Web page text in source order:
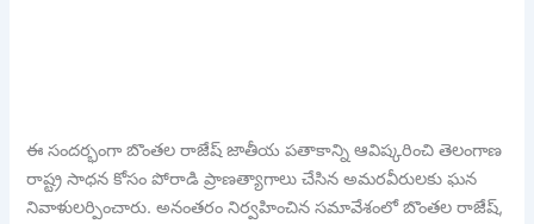
ఈ సందర్భంగా బొంతల రాజేష్ జాతీయ పతాకాన్ని ఆవిష్కరించి తెలంగాణ
రాష్ట్ర సాధన కోసం పోరాడి ప్రాణత్యాగాలు చేసిన అమరవీరులకు ఘన
నివాళులర్పించారు. అనంతరం నిర్వహించిన సమావేశంలో బొంతల రాజేష్,